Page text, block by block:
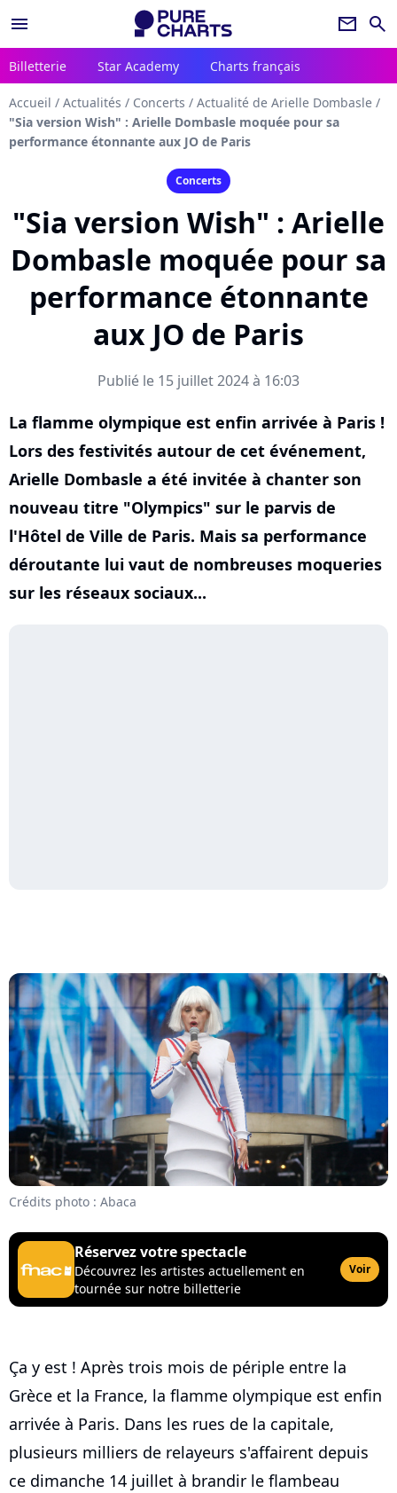
menu newsletter search
Billetterie Star Academy Charts français
Accueil / Actualités / Concerts / Actualité de Arielle Dombasle /
"Sia version Wish" : Arielle Dombasle moquée pour sa
performance étonnante aux JO de Paris
Concerts
"Sia version Wish" : Arielle
Dombasle moquée pour sa
performance étonnante
aux JO de Paris
Publié le 15 juillet 2024 à 16:03
La flamme olympique est enfin arrivée à Paris !
Lors des festivités autour de cet événement,
Arielle Dombasle a été invitée à chanter son
nouveau titre "Olympics" sur le parvis de
l'Hôtel de Ville de Paris. Mais sa performance
déroutante lui vaut de nombreuses moqueries
sur les réseaux sociaux...
Crédits photo : Abaca
Réservez votre spectacle
Découvrez les artistes actuellement en
tournée sur notre billetterie
Voir
Ça y est ! Après trois mois de périple entre la
Grèce et la France, la flamme olympique est enfin
arrivée à Paris. Dans les rues de la capitale,
plusieurs milliers de relayeurs s'affairent depuis
ce dimanche 14 juillet à brandir le flambeau